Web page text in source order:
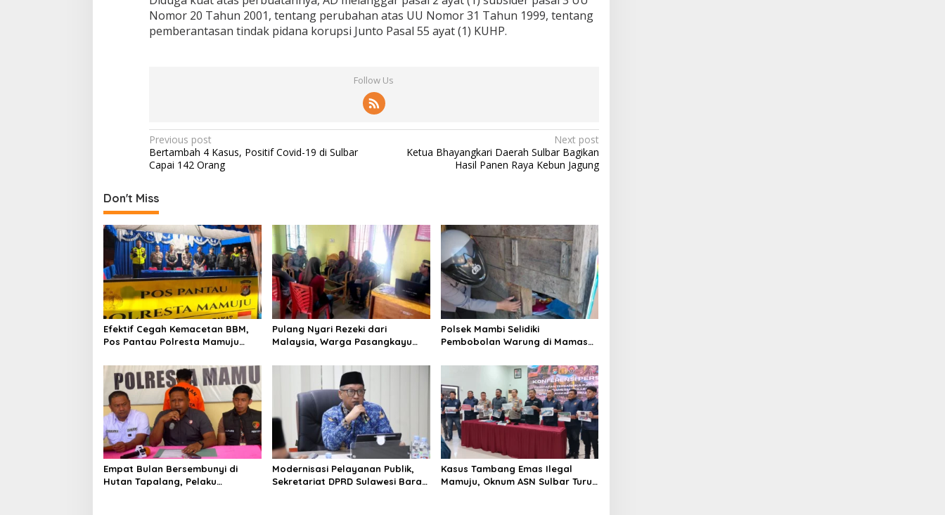
Nomor 20 Tahun 2001, tentang perubahan atas UU Nomor 31 Tahun 1999, tentang
pemberantasan tindak pidana korupsi Junto Pasal 55 ayat (1) KUHP.
Follow Us
P
o
t
n
a
v
i
g
a
t
i
o
n
Previous post
Bertambah 4 Kasus, Positif Covid-19 di Sulbar
Capai 142 Orang
Next post
Ketua Bhayangkari Daerah Sulbar Bagikan
Hasil Panen Raya Kebun Jagung
Don't Miss
Efektif Cegah Kemacetan BBM,
Pos Pantau Polresta Mamuju
Pulang Nyari Rezeki dari
Malaysia, Warga Pasangkayu
Bersertifikat atas Nama Orang
Polsek Mambi Selidiki
Pembobolan Warung di Mamasa,
Empat Bulan Bersembunyi di
Hutan Tapalang, Pelaku
Modernisasi Pelayanan Publik,
Sekretariat DPRD Sulawesi Barat
Kasus Tambang Emas Ilegal
Mamuju, Oknum ASN Sulbar Turut